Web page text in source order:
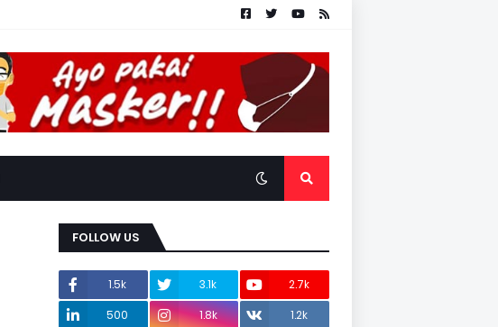
FOLLOW US
1.5k 3.1k
2.7k
500
1.8k 1.2k